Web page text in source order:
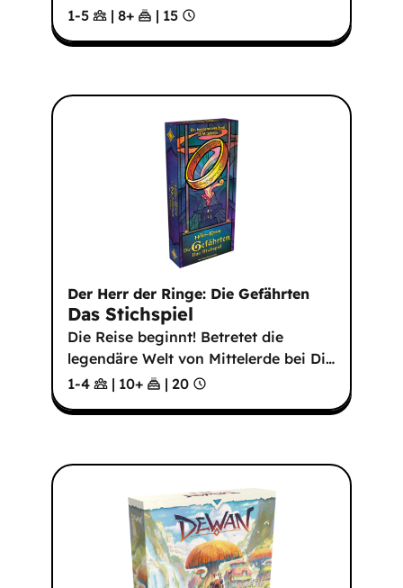
1-5
| 8+ | 15
Der Herr der Ringe: Die Gefährten
Das Stichspiel
Die Reise beginnt! Betretet die
legendäre Welt von Mittelerde bei Di…
1-4
| 10+ | 20